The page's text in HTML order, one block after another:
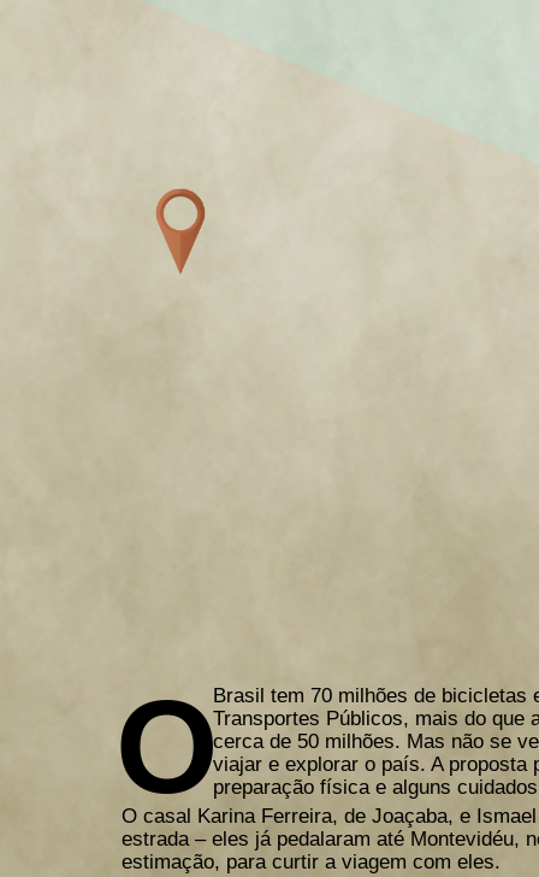
Brasil tem 70 milhões de bicicletas
Transportes Públicos, mais do que
cerca de 50 milhões. Mas não se
viajar e explorar o país. A proposta
preparação física e alguns
O casal Karina Ferreira, de Joaçaba, e
estrada – eles já pedalaram até Montevidéu,
estimação, para curtir a viagem com eles.
O